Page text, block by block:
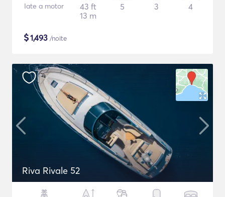
Iate a motor
43 ft
13 m
5 3 4
$1,493 /noite
Riva Rivale 52